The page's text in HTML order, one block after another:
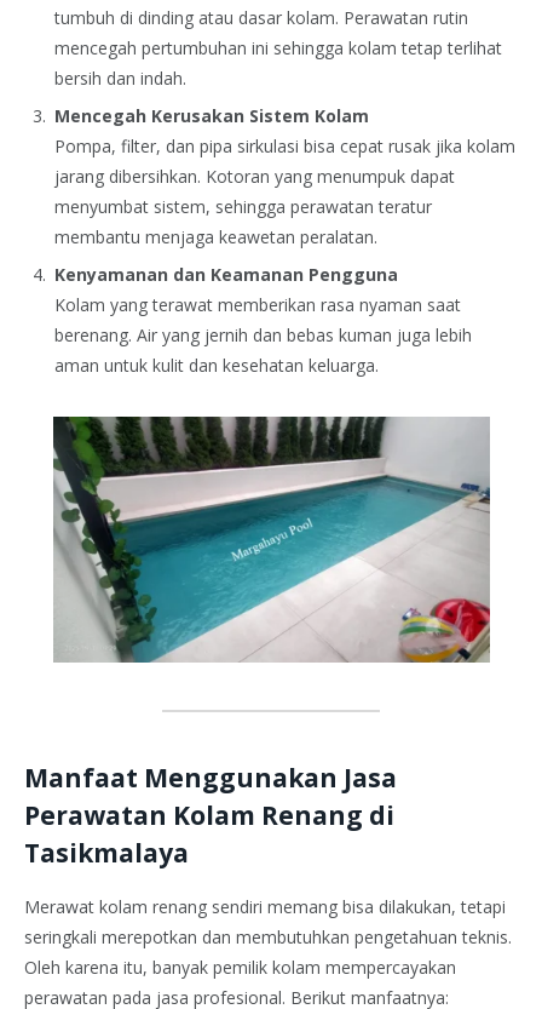
tumbuh di dinding atau dasar kolam. Perawatan rutin
mencegah pertumbuhan ini sehingga kolam tetap terlihat
bersih dan indah.
Mencegah Kerusakan Sistem Kolam
Pompa, filter, dan pipa sirkulasi bisa cepat rusak jika kolam
jarang dibersihkan. Kotoran yang menumpuk dapat
menyumbat sistem, sehingga perawatan teratur
membantu menjaga keawetan peralatan.
Kenyamanan dan Keamanan Pengguna
Kolam yang terawat memberikan rasa nyaman saat
berenang. Air yang jernih dan bebas kuman juga lebih
aman untuk kulit dan kesehatan keluarga.
Manfaat Menggunakan Jasa
Perawatan Kolam Renang di
Tasikmalaya
Merawat kolam renang sendiri memang bisa dilakukan, tetapi
seringkali merepotkan dan membutuhkan pengetahuan teknis.
Oleh karena itu, banyak pemilik kolam mempercayakan
perawatan pada jasa profesional. Berikut manfaatnya: